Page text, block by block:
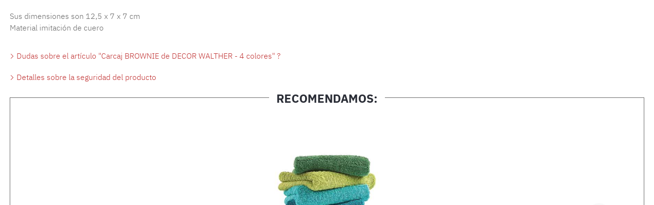
Sus dimensiones son 12,5 x 7 x 7 cm
Material imitación de cuero
Dudas sobre el artículo "Carcaj BROWNIE de DECOR WALTHER - 4 colores" ?
Detalles sobre la seguridad del producto
RECOMENDAMOS: